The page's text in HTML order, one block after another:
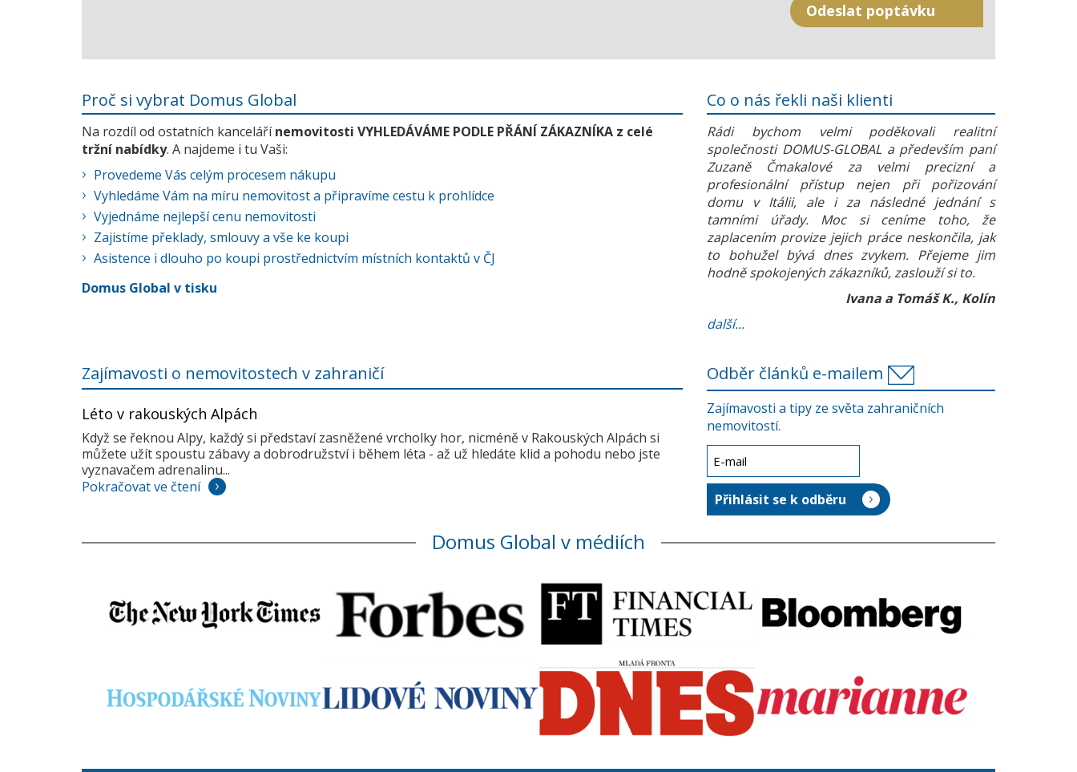
Proč si vybrat Domus Global
Na rozdíl od ostatních kancelářínemovitosti VYHLEDÁVÁME PODLE PŘÁNÍ ZÁKAZNÍKA z celé
tržní nabídky. A najdeme i tu Vaši:
Provedeme Vás celým procesem nákupu
Vyhledáme Vám na míru nemovitost a připravíme cestu k prohlídce
Vyjednáme nejlepší cenu nemovitosti
Zajistíme překlady, smlouvy a vše ke koupi
Asistence i dlouho po koupi prostřednictvím místních kontaktů v ČJ
Domus Global v tisku
Co o nás řekli naši klienti
Rádi bychom velmi poděkovali realitní
společnosti DOMUS-GLOBAL a především paní
Zuzaně Čmakalové za velmi precizní a
profesionální přístup nejen při pořizování
domu v Itálii, ale i za následné jednání s
tamními úřady. Moc si ceníme toho, že
zaplacením provize jejich práce neskončila, jak
to bohužel bývá dnes zvykem. Přejeme jim
hodně spokojených zákazníků, zaslouží si to.
Ivana a Tomáš K., Kolín
další...
Zajímavosti o nemovitostech v zahraničí
Léto v rakouských Alpách
Když se řeknou Alpy, každý si představí zasněžené vrcholky hor, nicméně v Rakouských Alpách si
můžete užít spoustu zábavy a dobrodružství i během léta - až už hledáte klid a pohodu nebo jste
vyznavačem adrenalinu...
Pokračovat ve čtení
Odběr článků e-mailem
Zajímavosti a tipy ze světa zahraničních
nemovitostí.
Domus Global v médiích